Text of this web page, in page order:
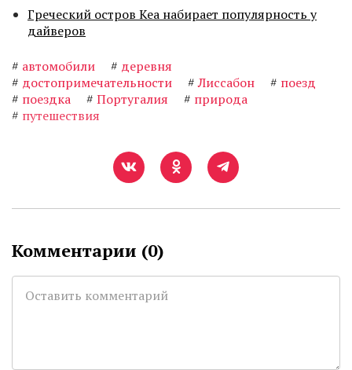
Греческий остров Кеа набирает популярность у
дайверов
# автомобили # деревня
# достопримечательности # Лиссабон # поезд
# поездка # Португалия # природа
# путешествия
Комментарии (0)